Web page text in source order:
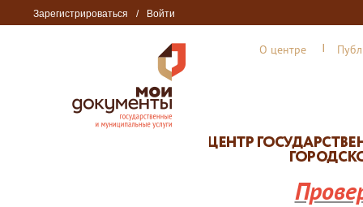
Зарегистрироваться / Войти
О центре